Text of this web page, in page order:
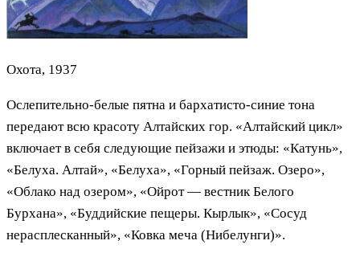
Охота, 1937
Ослепительно-белые пятна и бархатисто-синие тона
передают всю красоту Алтайских гор. «Алтайский цикл»
включает в себя следующие пейзажи и этюды: «Катунь»,
«Белуха. Алтай», «Белуха», «Горный пейзаж. Озеро»,
«Облако над озером», «Ойрот — вестник Белого
Бурхана», «Буддийские пещеры. Кырлык», «Сосуд
нерасплесканный», «Ковка меча (Нибелунги)».